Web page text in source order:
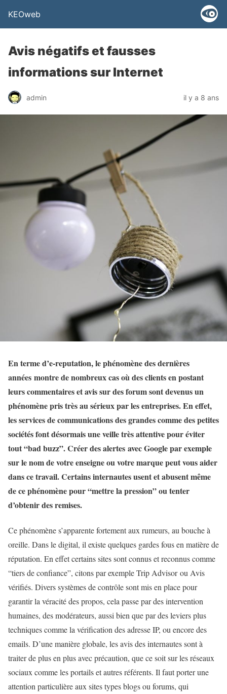
KEOweb
Avis négatifs et fausses
informations sur Internet
admin il y a 8 ans
En terme d’e-reputation, le phénomène des dernières
années montre de nombreux cas où des clients en postant
leurs commentaires et avis sur des forum sont devenus un
phénomène pris très au sérieux par les entreprises. En effet,
les services de communications des grandes comme des petites
sociétés font désormais une veille très attentive pour éviter
tout “bad buzz”. Créer des alertes avec Google par exemple
sur le nom de votre enseigne ou votre marque peut vous aider
dans ce travail. Certains internautes usent et abusent même
de ce phénomène pour “mettre la pression” ou tenter
d’obtenir des remises.
Ce phénomène s’apparente fortement aux rumeurs, au bouche à
oreille. Dans le digital, il existe quelques gardes fous en matière de
réputation. En effet certains sites sont connus et reconnus comme
“tiers de confiance”, citons par exemple Trip Advisor ou Avis
vérifiés. Divers systèmes de contrôle sont mis en place pour
garantir la véracité des propos, cela passe par des intervention
humaines, des modérateurs, aussi bien que par des leviers plus
techniques comme la vérification des adresse IP, ou encore des
emails. D’une manière globale, les avis des internautes sont à
traiter de plus en plus avec précaution, que ce soit sur les réseaux
sociaux comme les portails et autres référents. Il faut porter une
attention particulière aux sites types blogs ou forums, qui